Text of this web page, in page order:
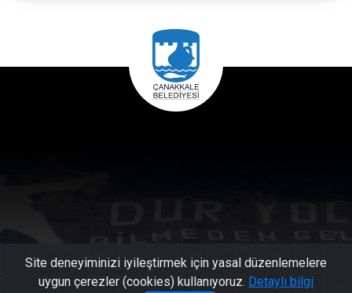
Site deneyiminizi iyileştirmek için yasal düzenlemelere
uygun çerezler (cookies) kullanıyoruz. Detaylı bilgi